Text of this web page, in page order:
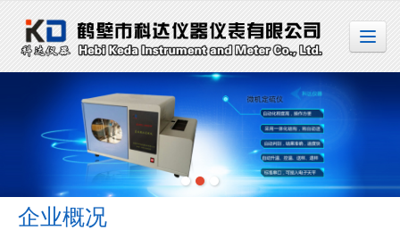
很遗憾，因您的浏览器版本过低导致无法获得最佳浏览体验，推荐下载安装谷歌浏览器！
企业概况